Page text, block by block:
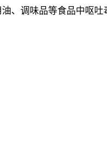
、调味品等食品中呕吐